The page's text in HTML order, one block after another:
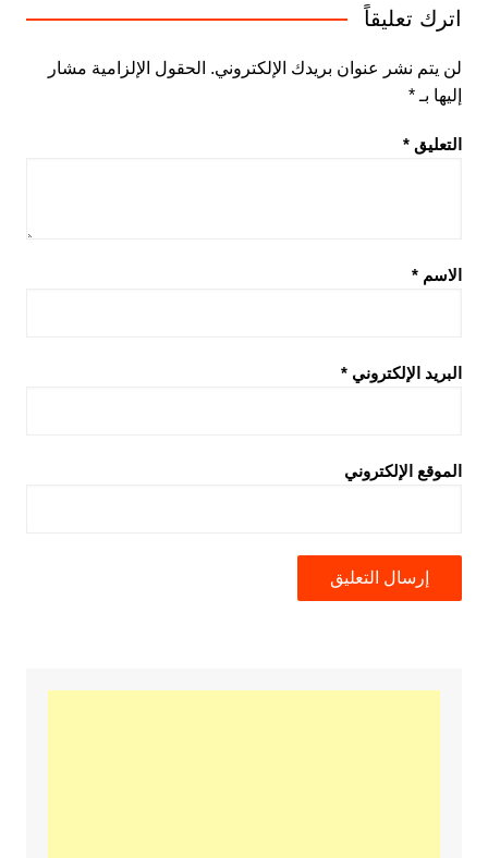
اترك تعليقاً
لن يتم نشر عنوان بريدك الإلكتروني. الحقول الإلزامية مشار
إليها بـ *
التعليق *
الاسم *
البريد الإلكتروني *
الموقع الإلكتروني